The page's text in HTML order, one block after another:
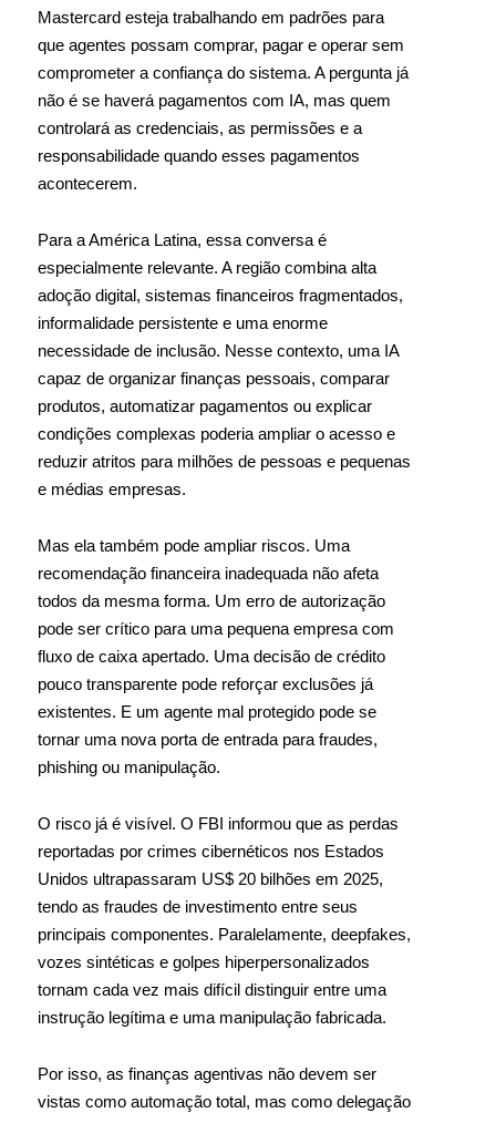
Mastercard esteja trabalhando em padrões para
que agentes possam comprar, pagar e operar sem
comprometer a confiança do sistema. A pergunta já
não é se haverá pagamentos com IA, mas quem
controlará as credenciais, as permissões e a
responsabilidade quando esses pagamentos
acontecerem.
Para a América Latina, essa conversa é
especialmente relevante. A região combina alta
adoção digital, sistemas financeiros fragmentados,
informalidade persistente e uma enorme
necessidade de inclusão. Nesse contexto, uma IA
capaz de organizar finanças pessoais, comparar
produtos, automatizar pagamentos ou explicar
condições complexas poderia ampliar o acesso e
reduzir atritos para milhões de pessoas e pequenas
e médias empresas.
Mas ela também pode ampliar riscos. Uma
recomendação financeira inadequada não afeta
todos da mesma forma. Um erro de autorização
pode ser crítico para uma pequena empresa com
fluxo de caixa apertado. Uma decisão de crédito
pouco transparente pode reforçar exclusões já
existentes. E um agente mal protegido pode se
tornar uma nova porta de entrada para fraudes,
phishing ou manipulação.
O risco já é visível. O FBI informou que as perdas
reportadas por crimes cibernéticos nos Estados
Unidos ultrapassaram US$ 20 bilhões em 2025,
tendo as fraudes de investimento entre seus
principais componentes. Paralelamente, deepfakes,
vozes sintéticas e golpes hiperpersonalizados
tornam cada vez mais difícil distinguir entre uma
instrução legítima e uma manipulação fabricada.
Por isso, as finanças agentivas não devem ser
vistas como automação total, mas como delegação